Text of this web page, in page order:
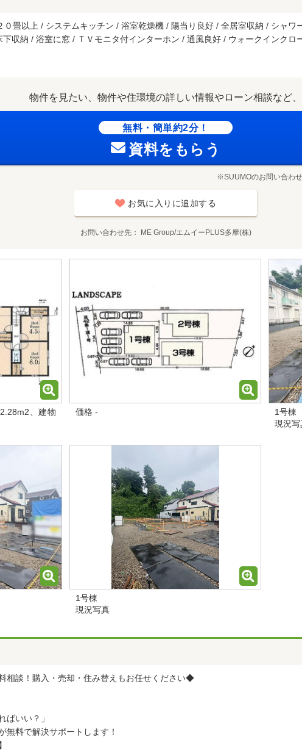
畳以上 / システムキッチン / 浴室乾燥機 / 陽当り良好 / 全居室収納 / シャワ
収納 / 浴室に窓 / ＴＶモニタ付インターホン / 通風良好 / ウォークインク
物件を見たい、物件や住環境の詳しい情報やローン相談など、
無料・簡単約2分！
資料をもらう
※SUUMOのお問い合わ
お気に入りに追加する
お問い合わせ先 ME Group/エムイーPLUS多摩(株)
、建物
価格 -
1号棟
現況写
1号棟
現況写真
相談！購入・売却・住み替えもお任せください◆
ばいい？」
無料で解決サポートします！